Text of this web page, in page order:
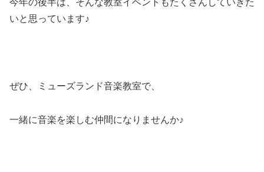
今年の後半は、そんな教室イベントもたくさんしていきた
いと思っています♪
ぜひ、ミューズランド音楽教室で、
一緒に音楽を楽しむ仲間になりませんか♪